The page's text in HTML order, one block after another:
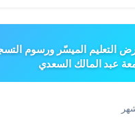
التعليم الميسّر ورسوم
عبد المالك السعدي